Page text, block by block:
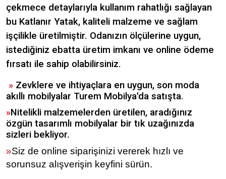
çekmece detaylarıyla kullanım rahatlığı sağlayan
bu Katlanır Yatak, kaliteli malzeme ve sağlam
işçilikle üretilmiştir. Odanızın ölçülerine uygun,
istediğiniz ebatta üretim imkanı ve online ödeme
fırsatı ile sahip olabilirsiniz.
» Zevklere ve ihtiyaçlara en uygun, son moda
akıllı mobilyalar Turem Mobilya'da satışta.
»Nitelikli malzemelerden üretilen, aradığınız
özgün tasarımlı mobilyalar bir tık uzağınızda
sizleri bekliyor.
»Siz de online siparişinizi vererek hızlı ve
sorunsuz alışverişin keyfini sürün.